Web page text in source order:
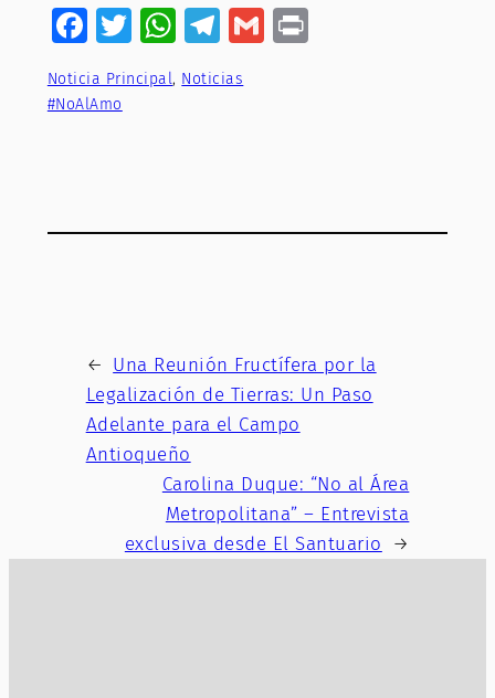
Facebook
Twitter
WhatsApp
Telegram
GmailPrint
Noticia Principal, Noticias
#NoAlAmo
← Una Reunión Fructífera por la
Legalización de Tierras: Un Paso
Adelante para el Campo
Antioqueño
Carolina Duque: “No al Área
Metropolitana” – Entrevista
exclusiva desde El Santuario
→